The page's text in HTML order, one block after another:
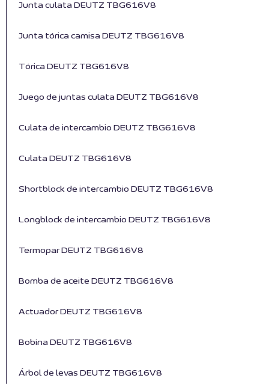
Junta culata DEUTZ TBG616V8
Junta tórica camisa DEUTZ TBG616V8
Tórica DEUTZ TBG616V8
Juego de juntas culata DEUTZ TBG616V8
Culata de intercambio DEUTZ TBG616V8
Culata DEUTZ TBG616V8
Shortblock de intercambio DEUTZ TBG616V8
Longblock de intercambio DEUTZ TBG616V8
Termopar DEUTZ TBG616V8
Bomba de aceite DEUTZ TBG616V8
Actuador DEUTZ TBG616V8
Bobina DEUTZ TBG616V8
Árbol de levas DEUTZ TBG616V8